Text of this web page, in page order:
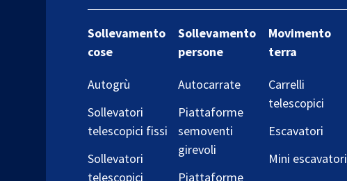
Sollevamento
cose
Autogrù
Sollevatori
telescopici fissi
Sollevatori
telescopici
Sollevamento
persone
Autocarrate
Piattaforme
semoventi
girevoli
Piattaforme
Movimento
terra
Carrelli
telescopici
Escavatori
Mini escavatori